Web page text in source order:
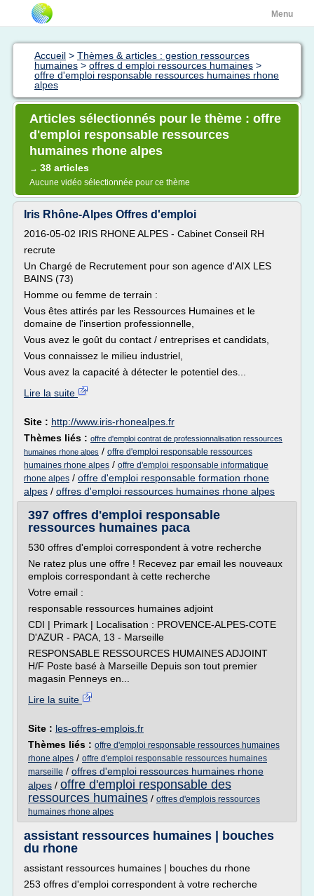
Menu
Accueil > Thèmes & articles : gestion ressources
humaines > offres d emploi ressources humaines >
offre d'emploi responsable ressources humaines rhone
alpes
Articles sélectionnés pour le thème : offre
d'emploi responsable ressources
humaines rhone alpes
→ 38 articles
Aucune vidéo sélectionnée pour ce thème
Iris Rhône-Alpes Offres d'emploi
2016-05-02 IRIS RHONE ALPES - Cabinet Conseil RH
recrute
Un Chargé de Recrutement pour son agence d'AIX LES
BAINS (73)
Homme ou femme de terrain :
Vous êtes attirés par les Ressources Humaines et le
domaine de l'insertion professionnelle,
Vous avez le goût du contact / entreprises et candidats,
Vous connaissez le milieu industriel,
Vous avez la capacité à détecter le potentiel des...
Lire la suite
Site : http://www.iris-rhonealpes.fr
Thèmes liés : offre d'emploi contrat de professionnalisation ressources
humaines rhone alpes / offre d'emploi responsable ressources
humaines rhone alpes / offre d'emploi responsable informatique
rhone alpes / offre d'emploi responsable formation rhone
alpes / offres d'emploi ressources humaines rhone alpes
397 offres d'emploi responsable
ressources humaines paca
530 offres d'emploi correspondent à votre recherche
Ne ratez plus une offre ! Recevez par email les nouveaux
emplois correspondant à cette recherche
Votre email :
responsable ressources humaines adjoint
CDI | Primark | Localisation : PROVENCE-ALPES-COTE
D'AZUR - PACA, 13 - Marseille
RESPONSABLE RESSOURCES HUMAINES ADJOINT
H/F Poste basé à Marseille Depuis son tout premier
magasin Penneys en...
Lire la suite
Site : les-offres-emplois.fr
Thèmes liés : offre d'emploi responsable ressources humaines
rhone alpes / offre d'emploi responsable ressources humaines
marseille / offres d'emploi ressources humaines rhone
alpes / offre d'emploi responsable des
ressources humaines / offres d'emplois ressources
humaines rhone alpes
assistant ressources humaines | bouches
du rhone
assistant ressources humaines | bouches du rhone
253 offres d'emploi correspondent à votre recherche